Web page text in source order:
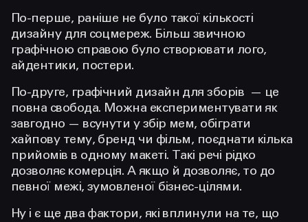
По-перше, раніше не було такої кількості
дизайну для соцмереж. Більш звичною
графічною справою було створювати лого,
айдентики, постери.
По-друге, графічний дизайн для зборів — це
повна свобода. Можна експериментувати як
завгодно — всунути у збір мем, обіграти
хайпову тему, бренд чи фільм, поєднати кілька
прийомів в одному макеті. Такі речі рідко
дозволяє комерція. А якщо й дозволяє, то до
певної межі, зумовленої бізнес-цілями.
Ну і є ще два фактори, які вплинули на те, що